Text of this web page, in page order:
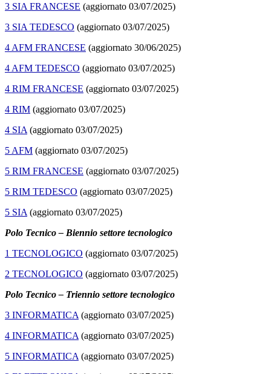
3 SIA FRANCESE (aggiornato 03/07/2025)
3 SIA TEDESCO (aggiornato 03/07/2025)
4 AFM FRANCESE (aggiornato 30/06/2025)
4 AFM TEDESCO (aggiornato 03/07/2025)
4 RIM FRANCESE (aggiornato 03/07/2025)
4 RIM (aggiornato 03/07/2025)
4 SIA (aggiornato 03/07/2025)
5 AFM (aggiornato 03/07/2025)
5 RIM FRANCESE (aggiornato 03/07/2025)
5 RIM TEDESCO (aggiornato 03/07/2025)
5 SIA (aggiornato 03/07/2025)
Polo Tecnico – Biennio settore tecnologico
1 TECNOLOGICO (aggiornato 03/07/2025)
2 TECNOLOGICO (aggiornato 03/07/2025)
Polo Tecnico – Triennio settore tecnologico
3 INFORMATICA (aggiornato 03/07/2025)
4 INFORMATICA (aggiornato 03/07/2025)
5 INFORMATICA (aggiornato 03/07/2025)